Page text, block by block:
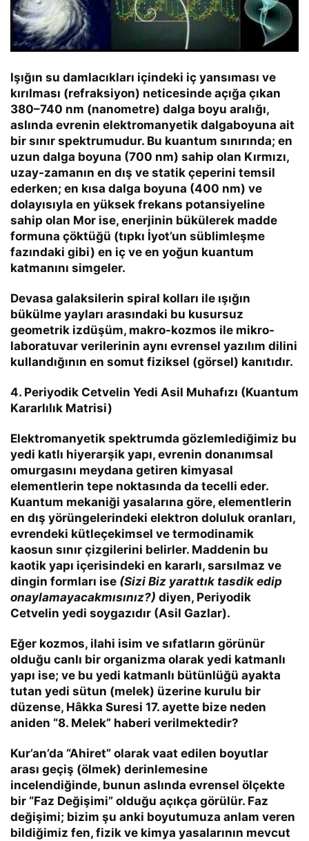
Işığın su damlacıkları içindeki iç yansıması ve
kırılması (refraksiyon) neticesinde açığa çıkan
380–740 nm (nanometre) dalga boyu aralığı,
aslında evrenin elektromanyetik dalgaboyuna ait
bir sınır spektrumudur. Bu kuantum sınırında; en
uzun dalga boyuna (700 nm) sahip olan Kırmızı,
uzay-zamanın en dış ve statik çeperini temsil
ederken; en kısa dalga boyuna (400 nm) ve
dolayısıyla en yüksek frekans potansiyeline
sahip olan Mor ise, enerjinin bükülerek madde
formuna çöktüğü (tıpkı İyot’un süblimleşme
fazındaki gibi) en iç ve en yoğun kuantum
katmanını simgeler.
Devasa galaksilerin spiral kolları ile ışığın
bükülme yayları arasındaki bu kusursuz
geometrik izdüşüm, makro-kozmos ile mikro-
laboratuvar verilerinin aynı evrensel yazılım dilini
kullandığının en somut fiziksel (görsel) kanıtıdır.
4. Periyodik Cetvelin Yedi Asil Muhafızı (Kuantum
Kararlılık Matrisi)
Elektromanyetik spektrumda gözlemlediğimiz bu
yedi katlı hiyerarşik yapı, evrenin donanımsal
omurgasını meydana getiren kimyasal
elementlerin tepe noktasında da tecelli eder.
Kuantum mekaniği yasalarına göre, elementlerin
en dış yörüngelerindeki elektron doluluk oranları,
evrendeki kütleçekimsel ve termodinamik
kaosun sınır çizgilerini belirler. Maddenin bu
kaotik yapı içerisindeki en kararlı, sarsılmaz ve
dingin formları ise (Sizi Biz yarattık tasdik edip
onaylamayacakmısınız?) diyen, Periyodik
Cetvelin yedi soygazıdır (Asil Gazlar).
Eğer kozmos, ilahi isim ve sıfatların görünür
olduğu canlı bir organizma olarak yedi katmanlı
yapı ise; ve bu yedi katmanlı bütünlüğü ayakta
tutan yedi sütun (melek) üzerine kurulu bir
düzense, Hâkka Suresi 17. ayette bize neden
aniden “8. Melek” haberi verilmektedir?
Kur’an’da “Ahiret” olarak vaat edilen boyutlar
arası geçiş (ölmek) derinlemesine
incelendiğinde, bunun aslında evrensel ölçekte
bir “Faz Değişimi” olduğu açıkça görülür. Faz
değişimi; bizim şu anki boyutumuza anlam veren
bildiğimiz fen, fizik ve kimya yasalarının mevcut